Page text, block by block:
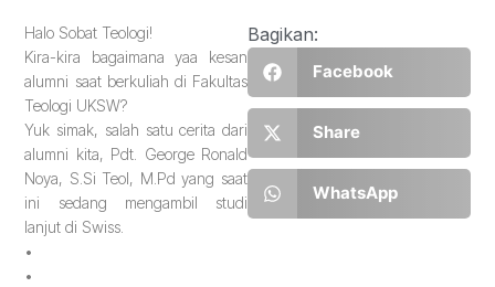
Halo Sobat Teologi!
Kira-kira bagaimana yaa kesan
alumni saat berkuliah di Fakultas
Teologi UKSW?
Yuk simak, salah satu cerita dari
alumni kita, Pdt. George Ronald
Noya, S.Si Teol, M.Pd yang saat
ini sedang mengambil studi
lanjut di Swiss.
•
•
Bagikan:
Facebook
Share
WhatsApp